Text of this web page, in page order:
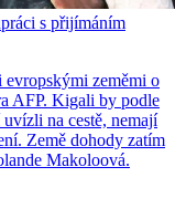
s přijímáním
evropskými zeměmi o
AFP. Kigali by podle
na cestě, nemají
Země dohody zatím
Makoloová.